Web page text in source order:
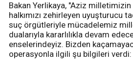
Bakan Yerlikaya, "Aziz
halkımızı zehirleyen uyuşturucu
suç örgütleriyle mücadelemiz
dualarıyla kararlılıkla devam
enselerindeyiz. Bizden
operasyonla ilgili şu bilgileri verdi: